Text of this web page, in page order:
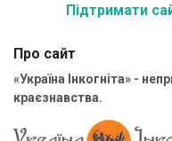
Підтримати
Про сайт
«Україна Інкогніта» -
краєзнавства.